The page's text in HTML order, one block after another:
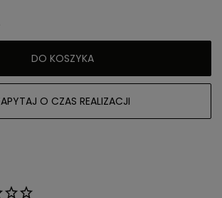
DO KOSZYKA
O CZAS REALIZACJI